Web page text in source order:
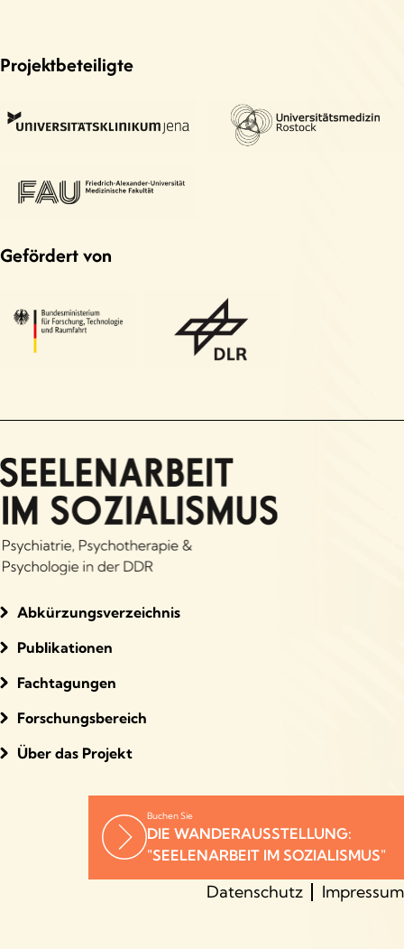
Projektbeteiligte
Gefördert von
Abkürzungsverzeichnis
Publikationen
Fachtagungen
Forschungsbereich
Über das Projekt
Buchen Sie
DIE WANDERAUSSTELLUNG:
"SEELENARBEIT IM SOZIALISMUS"
Datenschutz Impressum